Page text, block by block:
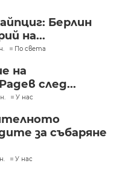
Берлин
на...
По света
на
след...
У нас
за събаряне
У нас